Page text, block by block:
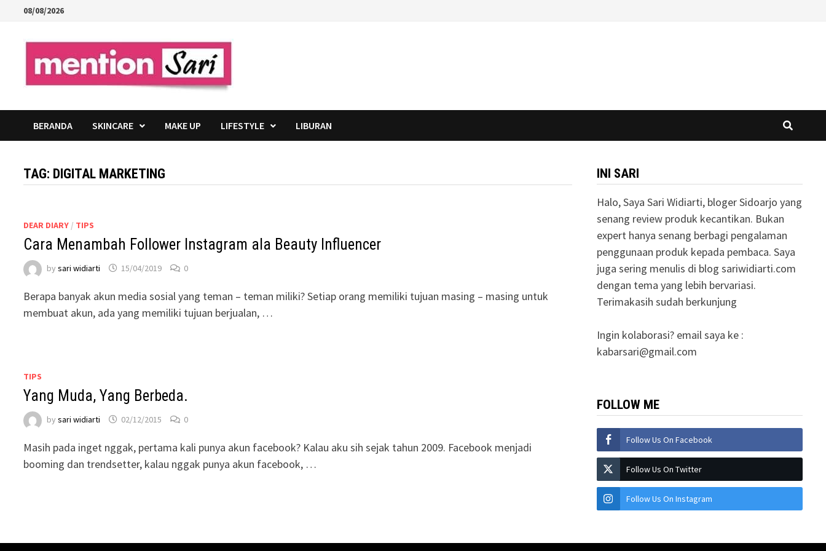
content
08/08/2026
BERANDA SKINCARE MAKE UP LIFESTYLE LIBURAN
TAG: DIGITAL MARKETING
DEAR DIARY / TIPS
Cara Menambah Follower Instagram ala Beauty Influencer
bysari widiarti 15/04/2019 0
Berapa banyak akun media sosial yang teman – teman miliki? Setiap orang memiliki tujuan masing – masing untuk
membuat akun, ada yang memiliki tujuan berjualan, …
TIPS
Yang Muda, Yang Berbeda.
bysari widiarti 02/12/2015 0
Masih pada inget nggak, pertama kali punya akun facebook? Kalau aku sih sejak tahun 2009. Facebook menjadi
booming dan trendsetter, kalau nggak punya akun facebook, …
INI SARI
Halo, Saya Sari Widiarti, bloger Sidoarjo yang
senang review produk kecantikan. Bukan
expert hanya senang berbagi pengalaman
penggunaan produk kepada pembaca. Saya
juga sering menulis di blog sariwidiarti.com
dengan tema yang lebih bervariasi.
Terimakasih sudah berkunjung
Ingin kolaborasi? email saya ke :
kabarsari@gmail.com
FOLLOW ME
Follow Us On Facebook
Follow Us On Twitter
Follow Us On Instagram